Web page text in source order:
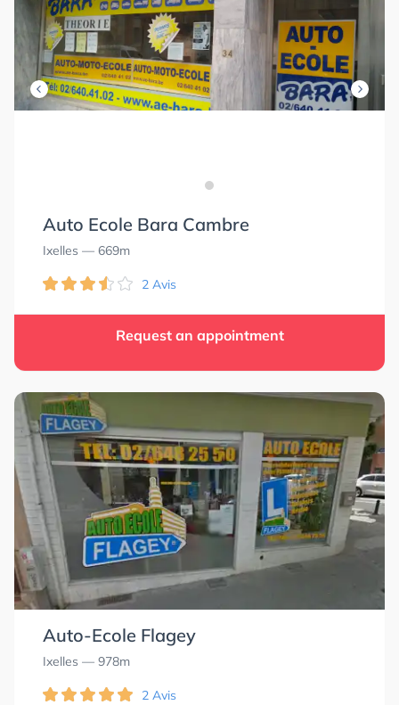
Auto Ecole Bara Cambre
Ixelles — 669m
2 Avis
Request an appointment
Auto-Ecole Flagey
Ixelles — 978m
2 Avis